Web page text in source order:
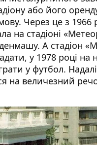
або його
Через це з 1966
на стадіоні
А стадіон
у 1978 році на
у футбол. Надалі
на величезний